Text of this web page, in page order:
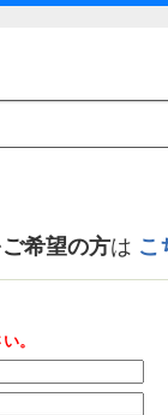
希望の方は こ
。